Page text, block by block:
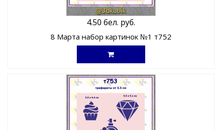
4.50 бел. руб.
8 Марта набор картинок №1 т752